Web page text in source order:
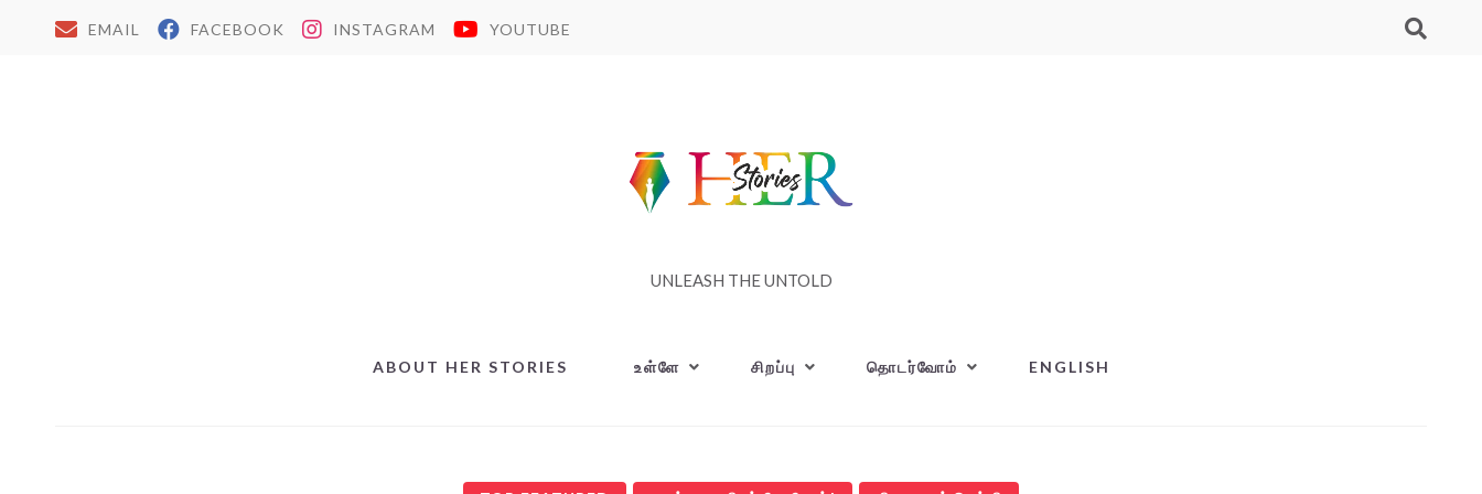
EMAIL FACEBOOK INSTAGRAM YOUTUBE
UNLEASH THE UNTOLD
ABOUT HER STORIES உள்ளே சிறப்பு தொடர்வோம் ENGLISH